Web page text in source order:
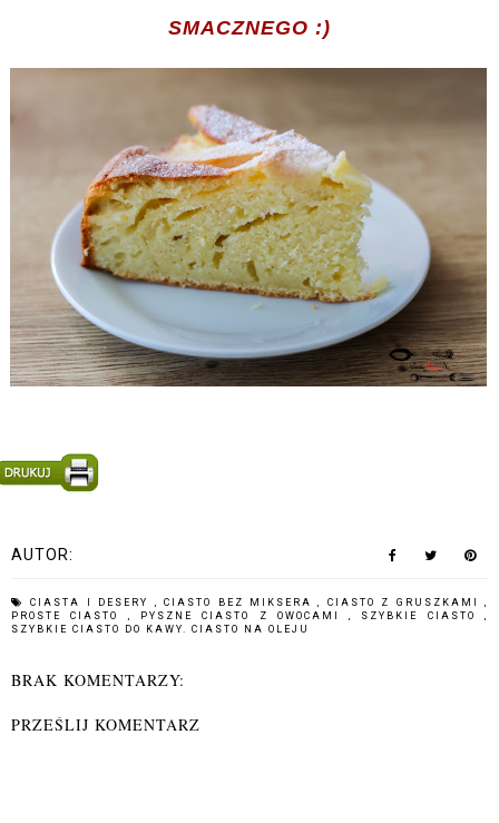
SMACZNEGO :)
AUTOR:
CIASTA I DESERY ,CIASTO BEZ MIKSERA CIASTO Z GRUSZKAMI
PROSTE CIASTO
PYSZNE CIASTO Z OWOCAMI SZYBKIE CIASTO
SZYBKIE CIASTO DO KAWY. CIASTO NA OLEJU
BRAK KOMENTARZY:
PRZEŚLIJ KOMENTARZ